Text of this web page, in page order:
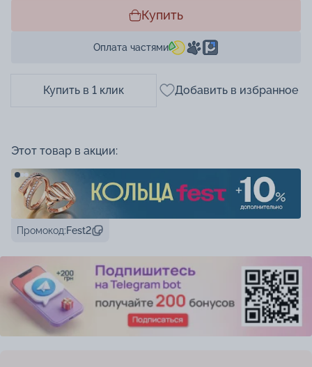
Купить
Оплата частями
Купить в 1 клик Добавить в избранное
Этот товар в акции:
Промокод:Fest2